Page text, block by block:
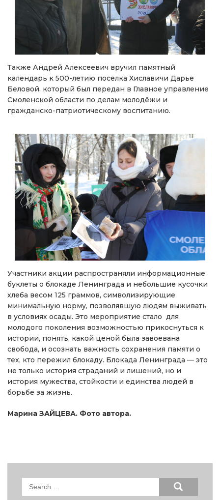
Также Андрей Алексеевич вручил памятный
календарь к 500-летию посёлка Хиславичи Дарье
Беловой, который был передан в Главное управление
Смоленской области по делам молодёжи и
гражданско-патриотическому воспитанию.
Участники акции распространяли информационные
буклеты о блокаде Ленинграда и небольшие кусочки
хлеба весом 125 граммов, символизирующие
минимальную норму, позволявшую людям выживать
в условиях осады. Это мероприятие стало для
молодого поколения возможностью прикоснуться к
истории, понять, какой ценой была завоевана
свобода, и осознать важность сохранения памяти о
тех, кто пережил блокаду. Блокада Ленинграда — это
не только история страданий и лишений, но и
история мужества, стойкости и единства людей в
борьбе за жизнь.
Марина ЗАЙЦЕВА. Фото автора.
Search